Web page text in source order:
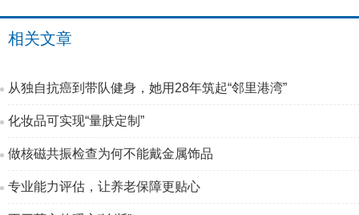
相关文章
从独自抗癌到带队健身，她用28年筑起“邻里港湾”
化妆品可实现“量肤定制”
做核磁共振检查为何不能戴金属饰品
专业能力评估，让养老保障更贴心